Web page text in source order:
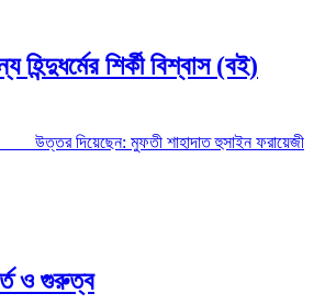
শির্কী বিশ্বাস (বই)
উত্তর দিয়েছেন: মুফতী শাহাদাত হুসাইন ফরায়েজী
ও গুরুত্ব